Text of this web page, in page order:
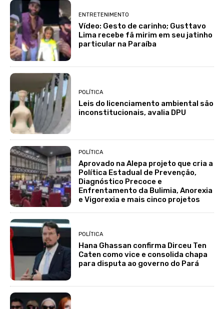
ENTRETENIMENTO
Vídeo: Gesto de carinho; Gusttavo
Lima recebe fã mirim em seu jatinho
particular na Paraíba
POLÍTICA
Leis do licenciamento ambiental são
inconstitucionais, avalia DPU
POLÍTICA
Aprovado na Alepa projeto que cria a
Política Estadual de Prevenção,
Diagnóstico Precoce e
Enfrentamento da Bulimia, Anorexia
e Vigorexia e mais cinco projetos
POLÍTICA
Hana Ghassan confirma Dirceu Ten
Caten como vice e consolida chapa
para disputa ao governo do Pará